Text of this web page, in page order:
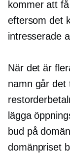
kommer att
eftersom det
intresserade
När det är
namn går det
lägga
bud på
domänpriset